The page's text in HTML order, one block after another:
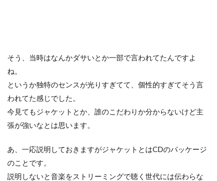
そう、当時はなんかダサいとか一部で言われてたんですよ
ね。
というか独特のセンスが光りすぎてて、個性的すぎてそう言
われてた感じでした。
今見てもジャケットとか、誰のこだわりか分からないけど主
張が強いなとは思います。
あ、一応説明しておきますがジャケットとはCDのパッケージ
のことです。
説明しないと音楽をストリーミングで聴く世代には伝わらな